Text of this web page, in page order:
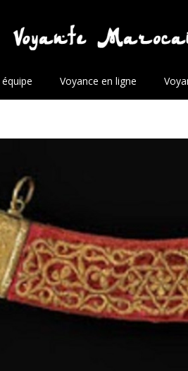
Voyance en ligne